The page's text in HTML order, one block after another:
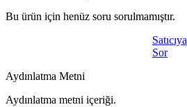
Bu ürün için henüz soru sorulmamıştır.
Satıcıya
Sor
Aydınlatma Metni
Aydınlatma metni içeriği.